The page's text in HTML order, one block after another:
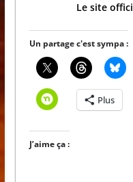
Le site
Un partage c'est sympa :
Plus
J’aime ça :